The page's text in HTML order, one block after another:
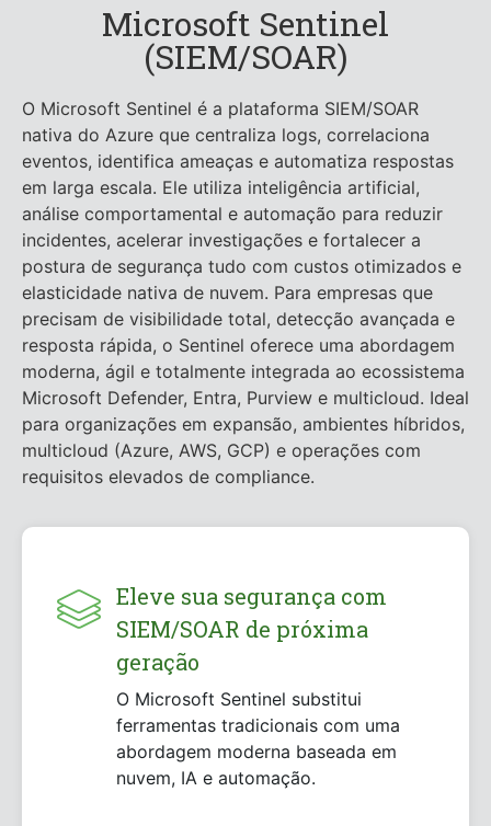
Microsoft Sentinel
(SIEM/SOAR)
O Microsoft Sentinel é a plataforma SIEM/SOAR
nativa do Azure que centraliza logs, correlaciona
eventos, identifica ameaças e automatiza respostas
em larga escala. Ele utiliza inteligência artificial,
análise comportamental e automação para reduzir
incidentes, acelerar investigações e fortalecer a
postura de segurança tudo com custos otimizados e
elasticidade nativa de nuvem. Para empresas que
precisam de visibilidade total, detecção avançada e
resposta rápida, o Sentinel oferece uma abordagem
moderna, ágil e totalmente integrada ao ecossistema
Microsoft Defender, Entra, Purview e multicloud. Ideal
para organizações em expansão, ambientes híbridos,
multicloud (Azure, AWS, GCP) e operações com
requisitos elevados de compliance.
Eleve sua segurança com
SIEM/SOAR de próxima
geração
O Microsoft Sentinel substitui
ferramentas tradicionais com uma
abordagem moderna baseada em
nuvem, IA e automação.